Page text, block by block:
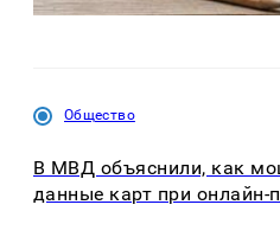
Общество
В МВД объяснили, как
данные карт при онлайн-